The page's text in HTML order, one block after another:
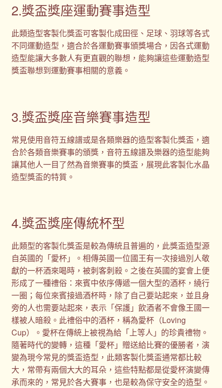
2.獎盃獎座運動賽事造型
此類造型客製化獎盃可客製化成田徑、足球、羽球等各式
不同運動造型，適合於各運動賽事頒獎場合，因各式運動
造型能讓大多數人有更直觀的聯想，能夠讓這些運動造型
獎盃聯想到運動賽事相關的意義。
3.獎盃獎座音樂賽事造型
常見使用音符五線譜或是各類樂器的造型客製化獎盃，適
合於各類音樂賽事的頒獎，音符五線譜及樂器的造型能夠
讓其他人一目了然為音樂賽事的獎盃，展現此客製化水晶
造型獎盃的特質。
4.獎盃獎座傳統杯型
此類型的客製化獎盃是較為傳統且普遍的，此獎盃造型源
自英國的「愛杯」。相傳英國一位國王有一次接過別人敬
獻的一杯酒來喝時，被刺客刺殺。之後在英國的宴會上便
形成了一種禮俗：來賓中依序傳遞一個大型的酒杯，繞行
一圈；每位來賓接過酒杯時，除了自己要站起來，並且身
旁的人也需要站起來，表示「保護」飲酒者不會像王國一
樣被人暗殺。此禮俗中的酒杯，稱為愛杯（Loving
Cup）。愛杯在傳統上被視為給「上等人」的珍貴禮物。
隨著時代的變轉，這種「愛杯」贈送給比賽的優勝者，演
變為現今常見的獎盃造型，此類客製化獎盃通常都比較
大，常帶有兩個大大的耳朵，這些特點都是從愛杯演變傳
承而來的，常見於各大賽事，也是較為保守安全的造型。